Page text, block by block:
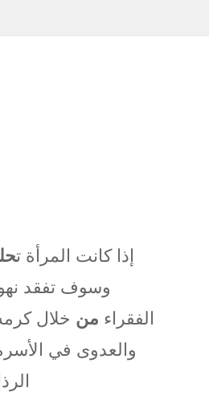
إذا كانت المرأة ت
وسوف تفقد
الفقراء من خلال
والعدوى في